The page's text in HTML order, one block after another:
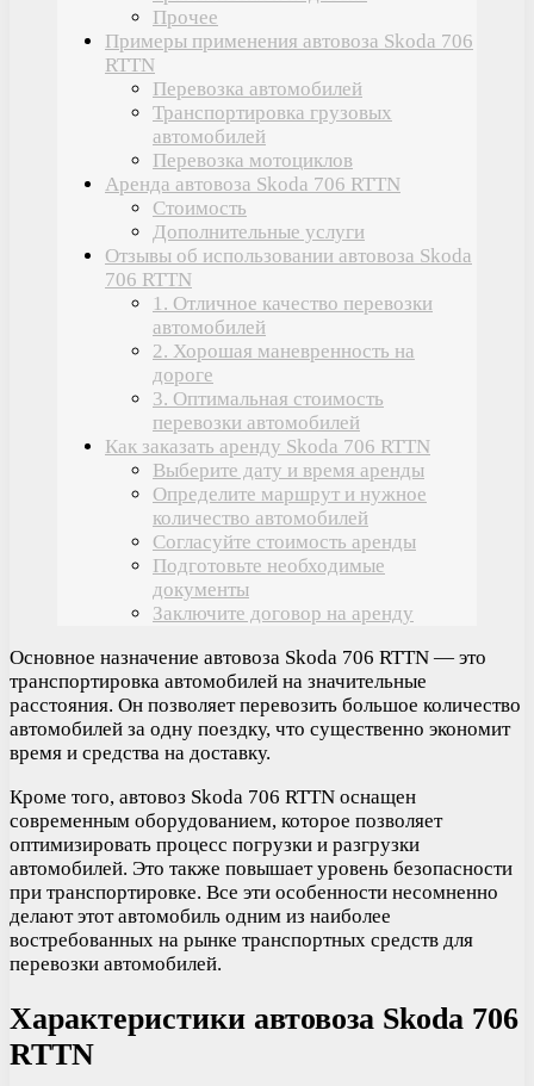
Прочее
Примеры применения автовоза Skoda 706
RTTN
Перевозка автомобилей
Транспортировка грузовых
автомобилей
Перевозка мотоциклов
Аренда автовоза Skoda 706 RTTN
Стоимость
Дополнительные услуги
Отзывы об использовании автовоза Skoda
706 RTTN
1. Отличное качество перевозки
автомобилей
2. Хорошая маневренность на
дороге
3. Оптимальная стоимость
перевозки автомобилей
Как заказать аренду Skoda 706 RTTN
Выберите дату и время аренды
Определите маршрут и нужное
количество автомобилей
Согласуйте стоимость аренды
Подготовьте необходимые
документы
Заключите договор на аренду
Основное назначение автовоза Skoda 706 RTTN — это
транспортировка автомобилей на значительные
расстояния. Он позволяет перевозить большое количество
автомобилей за одну поездку, что существенно экономит
время и средства на доставку.
Кроме того, автовоз Skoda 706 RTTN оснащен
современным оборудованием, которое позволяет
оптимизировать процесс погрузки и разгрузки
автомобилей. Это также повышает уровень безопасности
при транспортировке. Все эти особенности несомненно
делают этот автомобиль одним из наиболее
востребованных на рынке транспортных средств для
перевозки автомобилей.
Характеристики автовоза Skoda 706
RTTN